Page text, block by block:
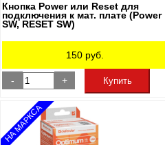
Кнопка Power или Reset для
подключения к мат. плате (Power
SW, RESET SW)
150руб.
- + Купить
НА МАРКСА